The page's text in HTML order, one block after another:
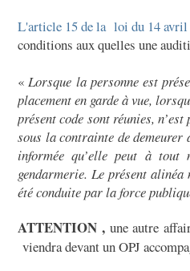
L'article 15 de la loi du 14 avril
conditions aux quelles une
«Lorsque la personne est
placement en garde à vue,
présent code sont réunies,
sous la contrainte de demeurer
informée qu’elle peut à
gendarmerie. Le présent
été conduite par la force
ATTENTION ,une autre
viendra devant un OPJ